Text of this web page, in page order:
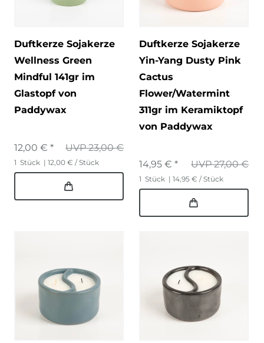
Duftkerze Sojakerze
Wellness Green
Mindful 141gr im
Glastopf von
Paddywax
UVP 23,00 €
12,00 € *
1 Stück | 12,00 € / Stück
Duftkerze Sojakerze
Yin-Yang Dusty Pink
Cactus
Flower/Watermint
311gr im Keramiktopf
von Paddywax
UVP 27,00 €
14,95 € *
1 Stück | 14,95 € / Stück